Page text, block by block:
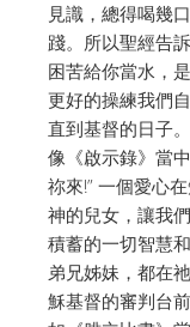
見識，總得喝幾
踐。所以聖經告
困苦給你當水，
更好的操練我們
直到基督的日子
像《啟示錄》當
祢來!” 一個愛心
神的兒女，讓我
積蓄的一切智慧
弟兄姊妹，都在
穌基督的審判台